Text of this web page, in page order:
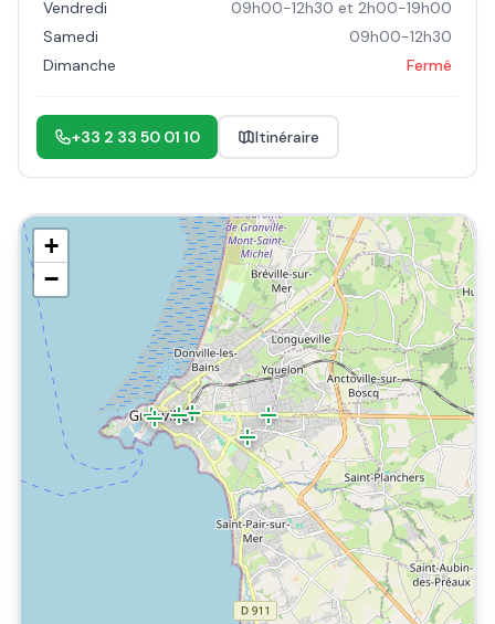
Vendredi
09h00-12h30 et 2h00-19h00
Samedi
09h00-12h30
Dimanche
Fermé
+33 2 33 50 01 10 Itinéraire
+
−